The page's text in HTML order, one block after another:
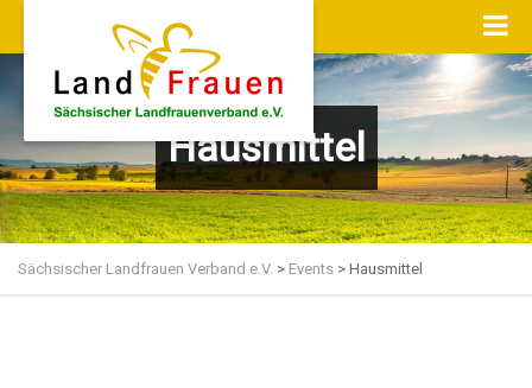
Hausmittel
Sächsischer Landfrauen Verband e.V. > Events > Hausmittel